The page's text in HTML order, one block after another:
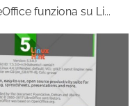
funziona su Li...